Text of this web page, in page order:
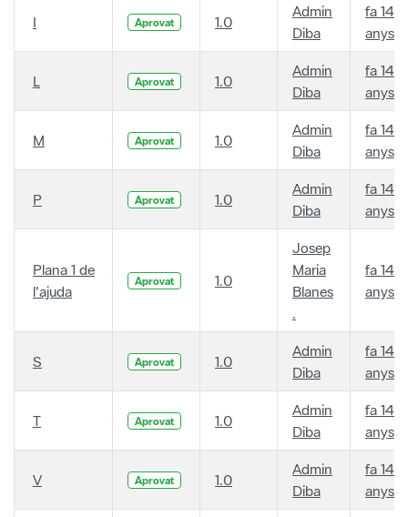
I Aprovat 1.0
Admin
Diba
fa 14
anys
L Aprovat 1.0
Admin
Diba
fa 14
anys
M Aprovat 1.0
Admin
Diba
fa 14
anys
P Aprovat 1.0
Admin
Diba
fa 14
anys
Plana 1 de
l'ajuda
Aprovat 1.0
Josep
Maria
Blanes
.
fa 14
anys
S Aprovat 1.0
Admin
Diba
fa 14
anys
T Aprovat 1.0
Admin
Diba
fa 14
anys
V Aprovat 1.0
Admin
Diba
fa 14
anys